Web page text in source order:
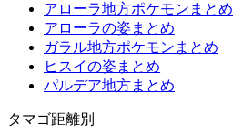
アローラ地方ポケモンまとめ
アローラの姿まとめ
ガラル地方ポケモンまとめ
ヒスイの姿まとめ
パルデア地方まとめ
タマゴ距離別